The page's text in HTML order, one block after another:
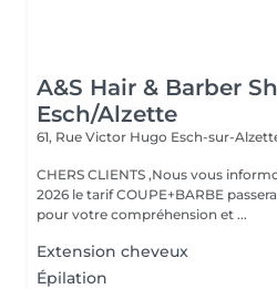
A&S Hair & Barber
Esch/Alzette
61, Rue Victor Hugo Esch-sur-
CHERS CLIENTS ,Nous vous
2026 le tarif COUPE+BARBE
pour votre compréhension et ...
Extension cheveux
Épilation